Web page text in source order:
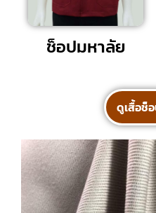
ช็อปมหาลัย
ดูเสื้อช็